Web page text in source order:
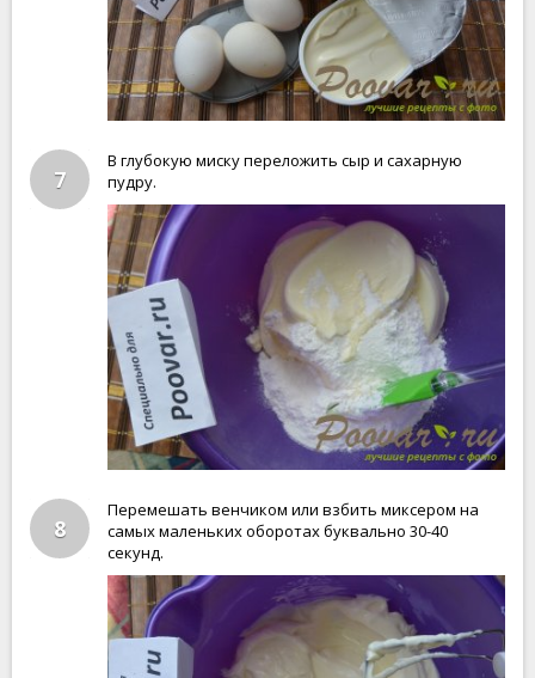
7
В глубокую миску переложить сыр и сахарную
пудру.
8
Перемешать венчиком или взбить миксером на
самых маленьких оборотах буквально 30-40
секунд.